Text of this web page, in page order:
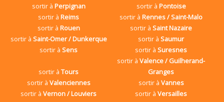
sortir à Perpignan sortir à Pontoise
sortir àReims sortir àRennes / Saint-Malo
sortir à Rouen sortir àSaint Nazaire
sortir à Saint-Omer / Dunkerque sortir àSaumur
sortir àSens sortir àSuresnes
sortir àTours
sortir àValence / Guilherand-
Granges
sortir à Valenciennes sortir à Vannes
sortir àVernon / Louviers sortir àVersailles